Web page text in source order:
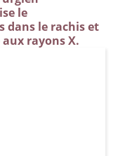
le
dans le rachis et
rayons X.